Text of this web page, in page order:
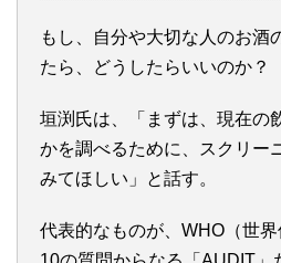
もし、自分や大切な人のお酒
たら、どうしたらいいのか？
垣渕氏は、「まずは、現在の
かを調べるために、スクリー
みてほしい」と話す。
代表的なものが、WHO（世